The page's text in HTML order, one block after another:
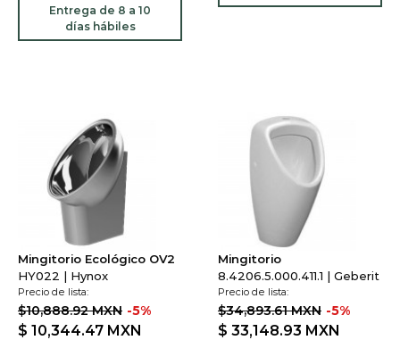
Entrega de 8 a 10
días hábiles
Mingitorio Ecológico OV2
HY022 | Hynox
Precio de lista:
$10,888.92 MXN -5%
$ 10,344.47 MXN
Mingitorio
8.4206.5.000.411.1 | Geberit
Precio de lista:
$34,893.61 MXN -5%
$ 33,148.93 MXN